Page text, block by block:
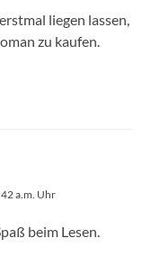
liegen lassen,
zu kaufen.
a.m. Uhr
beim Lesen.